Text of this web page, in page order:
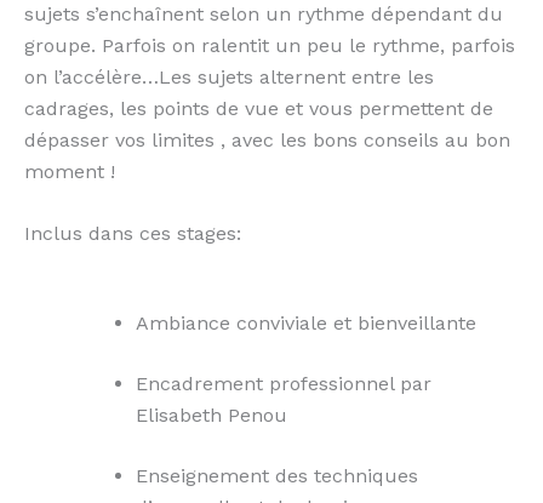
sujets s’enchaînent selon un rythme dépendant du
groupe. Parfois on ralentit un peu le rythme, parfois
on l’accélère…Les sujets alternent entre les
cadrages, les points de vue et vous permettent de
dépasser vos limites , avec les bons conseils au bon
moment !
Inclus dans ces stages:
Ambiance conviviale et bienveillante
Encadrement professionnel par
Elisabeth Penou
Enseignement des techniques